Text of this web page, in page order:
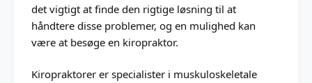
det vigtigt at finde den rigtige løsning til at
håndtere disse problemer, og en mulighed kan
være at besøge en kiropraktor.
Kiropraktorer er specialister i muskuloskeletale